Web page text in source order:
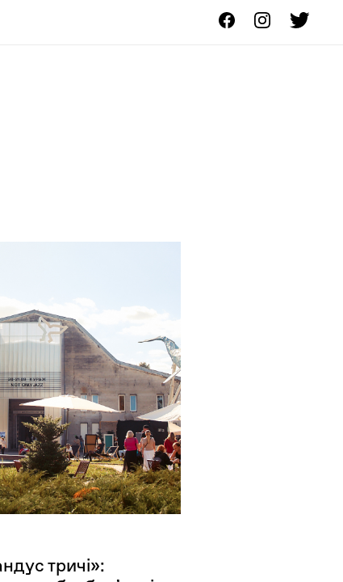
тричі»: